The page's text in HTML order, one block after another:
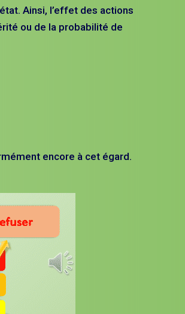
Ainsi, l’effet des actions
ou de la probabilité de
encore à cet égard.